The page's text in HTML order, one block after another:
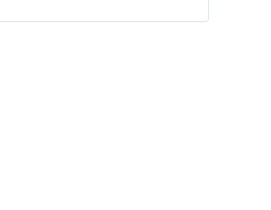
場主導のDXを実現する実践